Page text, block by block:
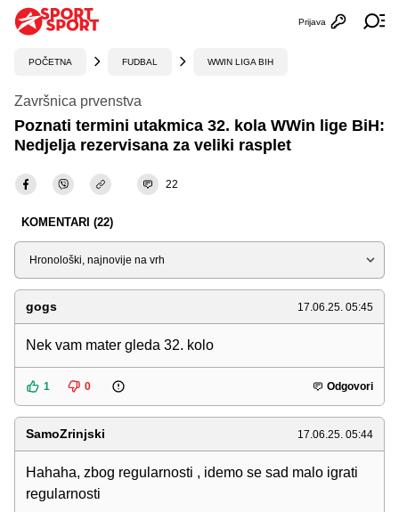
Otvori
Prijava
POČETNA FUDBAL WWIN LIGA BIH
Završnica prvenstva
Poznati termini utakmica 32. kola WWin lige BiH:
Nedjelja rezervisana za veliki rasplet
22
KOMENTARI (22)
Sortiraj
gogs 17.06.25. 05:45
Nek vam mater gleda 32. kolo
1 0 Odgovori
SamoZrinjski 17.06.25. 05:44
Hahaha, zbog regularnosti , idemo se sad malo igrati
regularnosti